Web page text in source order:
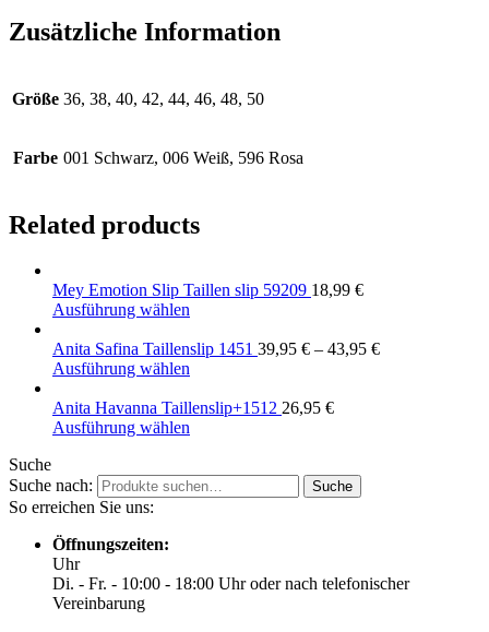
Zusätzliche Information
Größe 36, 38, 40, 42, 44, 46, 48, 50
Farbe 001 Schwarz, 006 Weiß, 596 Rosa
Related products
Mey Emotion Slip Taillen slip 59209 18,99 €
Ausführung wählen
Anita Safina Taillenslip 1451 39,95 € – 43,95 €
Ausführung wählen
Anita Havanna Taillenslip+1512 26,95 €
Ausführung wählen
Suche
Suche nach:
Suche
So erreichen Sie uns:
Öffnungszeiten:
Uhr
Di. - Fr. - 10:00 - 18:00 Uhr oder nach telefonischer
Vereinbarung